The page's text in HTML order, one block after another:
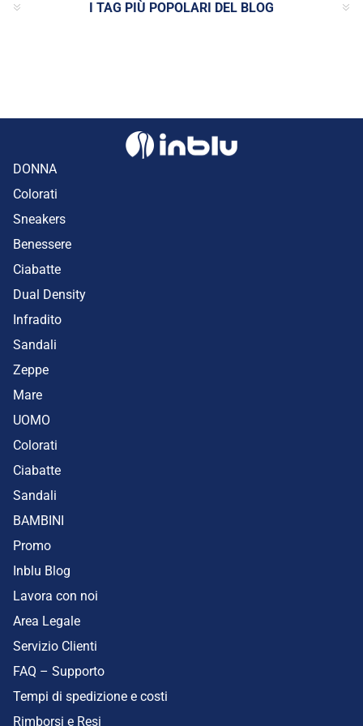
I TAG PIÙ POPOLARI DEL BLOG
DONNA
Colorati
Sneakers
Benessere
Ciabatte
Dual Density
Infradito
Sandali
Zeppe
Mare
UOMO
Colorati
Ciabatte
Sandali
BAMBINI
Promo
Inblu Blog
Lavora con noi
Area Legale
Servizio Clienti
FAQ – Supporto
Tempi di spedizione e costi
Rimborsi e Resi